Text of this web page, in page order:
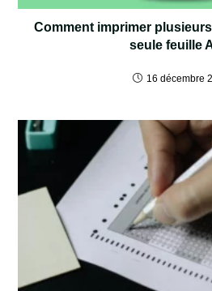
Comment imprimer
seule feuille
16 décembre